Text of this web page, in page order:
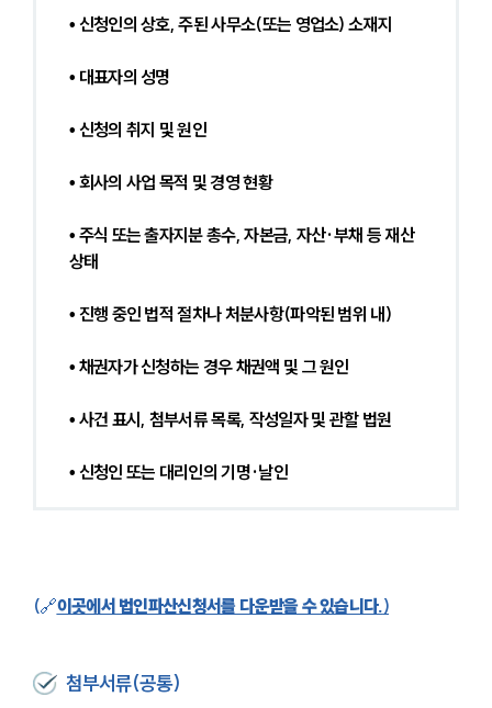
• 신청인의 상호, 주된 사무소(또는 영업소) 소재지
• 대표자의 성명
• 신청의 취지 및 원인
• 회사의 사업 목적 및 경영 현황
• 주식 또는 출자지분 총수, 자본금, 자산·부채 등 재산
상태
• 진행 중인 법적 절차나 처분사항(파악된 범위 내)
• 채권자가 신청하는 경우 채권액 및 그 원인
• 사건 표시, 첨부서류 목록, 작성일자 및 관할 법원
• 신청인 또는 대리인의 기명·날인
(🔗이곳에서 법인파산신청서를 다운받을 수 있습니다.)
첨부서류(공통)